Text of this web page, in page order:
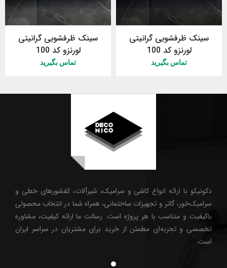
سینک ظرفشویی گرانیتی
لورنزو کد 100
تماس بگیرید
سینک ظرفشویی گرانیتی
لورنزو کد 100
تماس بگیرید
دکونیکو با ارائه انواع کاشی و سرامیک، شیرآلات، کفشورهای خطی و
سرامیک‌خور، گاتر و تجهیزات ساختمانی، همراه شما در انتخاب محصولی
باکیفیت و متناسب با هر پروژه است. رسالت ما ارائه کیفیت، مشاوره
تخصصی و تجربه‌ای مطمئن از خرید برای مشتریان در سراسر ایران
است.